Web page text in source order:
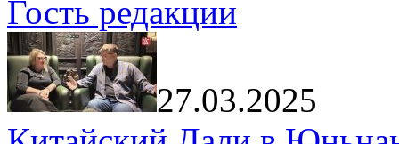
Гость редакции
27.03.2025